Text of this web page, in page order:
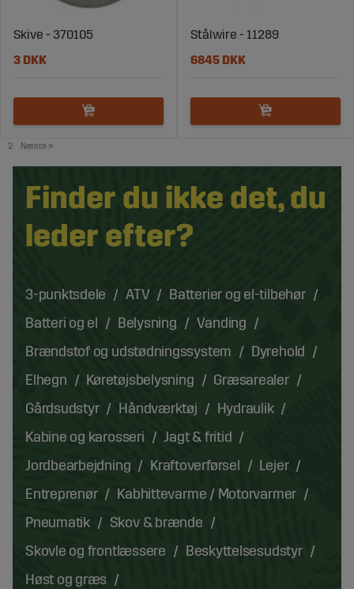
Skive - 370105
3 DKK
Stålwire - 11289
6845 DKK
2 Næste »
Finder du ikke det, du
leder efter?
3-punktsdele ATV
Batterier og el-tilbehør
Batteri og el
Belysning
Vanding
Brændstof og udstødningssystem
Dyrehold
Elhegn
Køretøjsbelysning
Græsarealer
Gårdsudstyr
Håndværktøj
Hydraulik
Kabine og karosseri
Jagt & fritid
Jordbearbejdning
Kraftoverførsel
Lejer
Entreprenør
Kabhittevarme / Motorvarmer
Pneumatik
Skov & brænde
Skovle og frontlæssere
Beskyttelsesudstyr
Høst og græs